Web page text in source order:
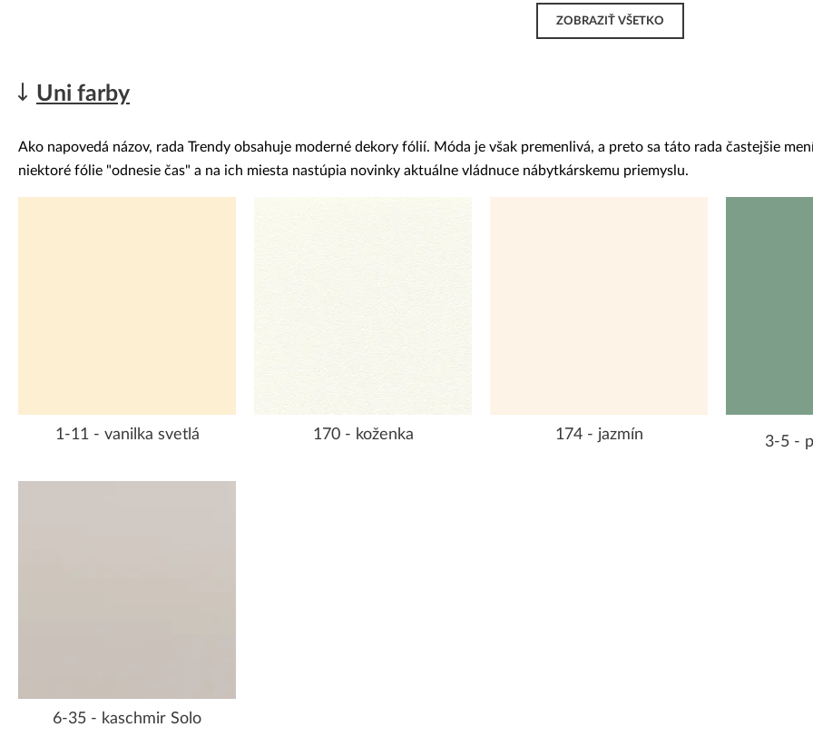
ZOBRAZIŤ VŠETKO
Uni farby
Ako napovedá názov, rada Trendy obsahuje moderné dekory fólií. Móda je však premenlivá, a preto sa táto rada častejšie
niektoré fólie "odnesie čas" a na ich miesta nastúpia novinky aktuálne vládnuce nábytkárskemu priemyslu.
1-11 - vanilka svetlá 170 - koženka 174 - jazmín 3-5 -
6-35 - kaschmir Solo